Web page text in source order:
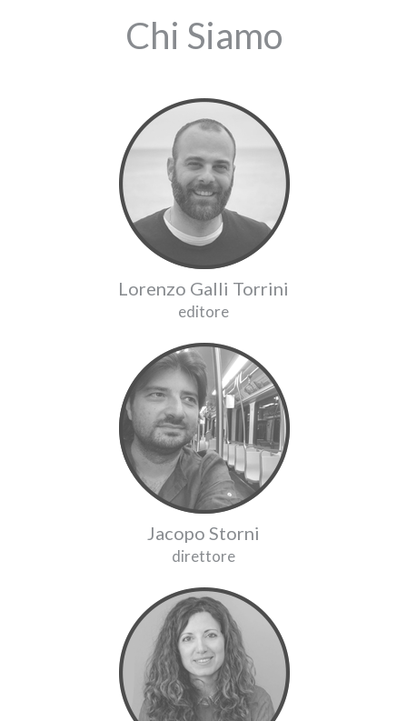
Chi Siamo
Lorenzo Galli Torrini
editore
Jacopo Storni
direttore